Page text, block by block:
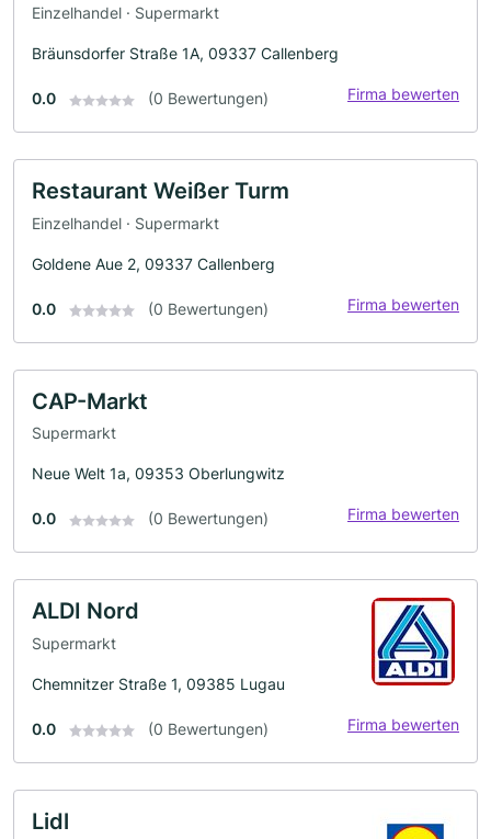
Einzelhandel · Supermarkt
Bräunsdorfer Straße 1A, 09337 Callenberg
0.0 (0 Bewertungen) Firma bewerten
Restaurant Weißer Turm
Einzelhandel · Supermarkt
Goldene Aue 2, 09337 Callenberg
0.0 (0 Bewertungen) Firma bewerten
CAP-Markt
Supermarkt
Neue Welt 1a, 09353 Oberlungwitz
0.0 (0 Bewertungen) Firma bewerten
ALDI Nord
Supermarkt
Chemnitzer Straße 1, 09385 Lugau
0.0 (0 Bewertungen) Firma bewerten
Lidl